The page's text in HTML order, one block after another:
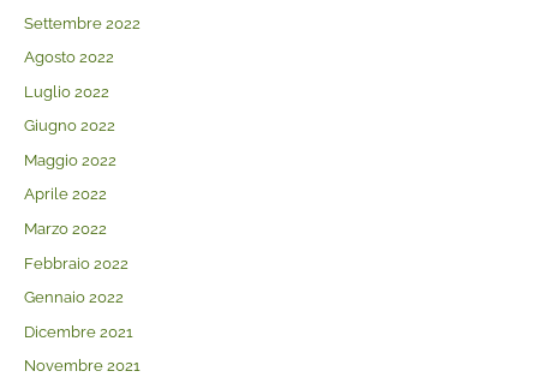
Settembre 2022
Agosto 2022
Luglio 2022
Giugno 2022
Maggio 2022
Aprile 2022
Marzo 2022
Febbraio 2022
Gennaio 2022
Dicembre 2021
Novembre 2021